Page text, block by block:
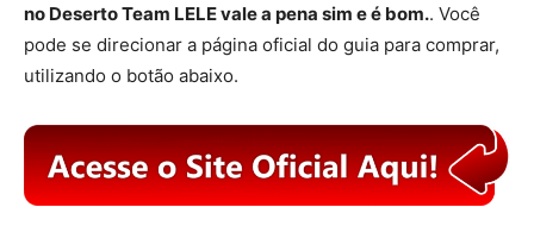
no Deserto Team LELE vale a pena sim e é bom.. Você
pode se direcionar a página oficial do guia para comprar,
utilizando o botão abaixo.